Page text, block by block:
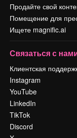
Продайте свой
Помещение для
Ищете magnific.ai
Связаться с
Клиентская
Instagram
YouTube
LinkedIn
TikTok
Discord